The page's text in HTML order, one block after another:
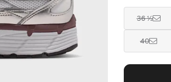
36 ½
40